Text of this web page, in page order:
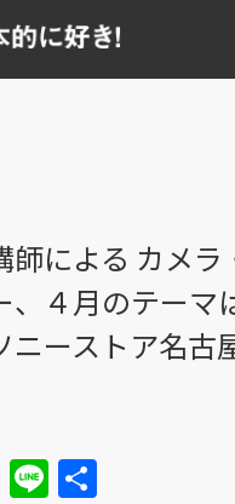
師による カメラ
、４月のテーマ
ニーストア名古
Hatena
Line